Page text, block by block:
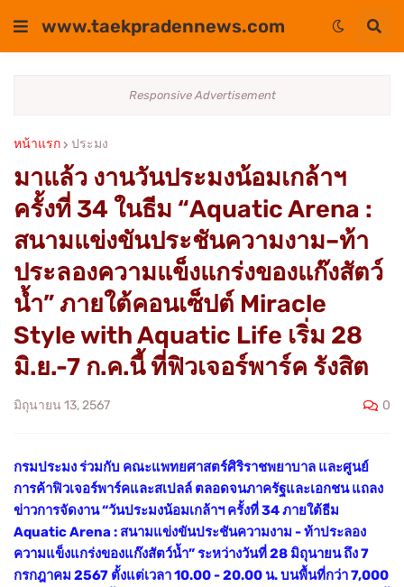
www.taekpradennews.com
Responsive Advertisement
หน้าแรก ประมง
มาแล้ว งานวันประมงน้อมเกล้าฯ
ครั้งที่ 34 ในธีม “Aquatic Arena :
สนามแข่งขันประชันความงาม–ท้า
ประลองความแข็งแกร่งของแก๊งสัตว์
น้ำ” ภายใต้คอนเซ็ปต์ Miracle
Style with Aquatic Life เริ่ม 28
มิ.ย.-7 ก.ค.นี้ ที่ฟิวเจอร์พาร์ค รังสิต
มิถุนายน 13, 2567 0
กรมประมง ร่วมกับ คณะแพทยศาสตร์ศิริราชพยาบาล และศูนย์
การค้าฟิวเจอร์พาร์คและสเปลล์ ตลอดจนภาครัฐและเอกชน แถลง
ข่าวการจัดงาน “วันประมงน้อมเกล้าฯ ครั้งที่ 34 ภายใต้ธีม
Aquatic Arena : สนามแข่งขันประชันความงาม - ท้าประลอง
ความแข็งแกร่งของแก๊งสัตว์น้ำ” ระหว่างวันที่ 28 มิถุนายน ถึง 7
กรกฎาคม 2567 ตั้งแต่เวลา 10.00 - 20.00 น. บนพื้นที่กว่า 7,000